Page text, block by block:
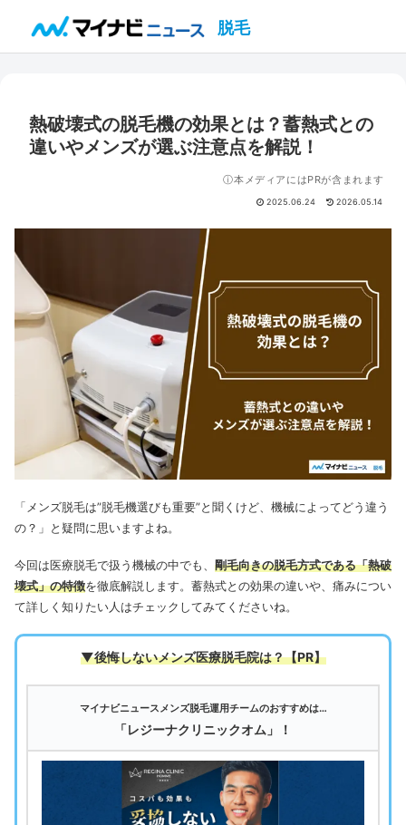
脱毛
熱破壊式の脱毛機の効果とは？蓄熱式との
違いやメンズが選ぶ注意点を解説！
ⓘ本メディアにはPRが含まれます
2025.06.24 2026.05.14
「メンズ脱毛は”脱毛機選びも重要”と聞くけど、機械によってどう違う
の？」と疑問に思いますよね。
今回は医療脱毛で扱う機械の中でも、 剛毛向きの脱毛方式である「熱破
壊式」の特徴を徹底解説します。蓄熱式との効果の違いや、痛みについ
て詳しく知りたい人はチェックしてみてくださいね。
▼後悔しないメンズ医療脱毛院は？【PR】
マイナビニュースメンズ脱毛運用チームのおすすめは…
「レジーナクリニックオム」！